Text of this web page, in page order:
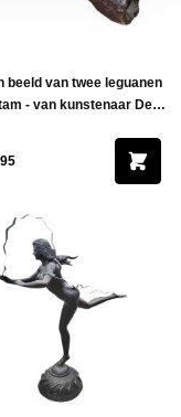
beeld van twee leguanen
- van kunstenaar Dean